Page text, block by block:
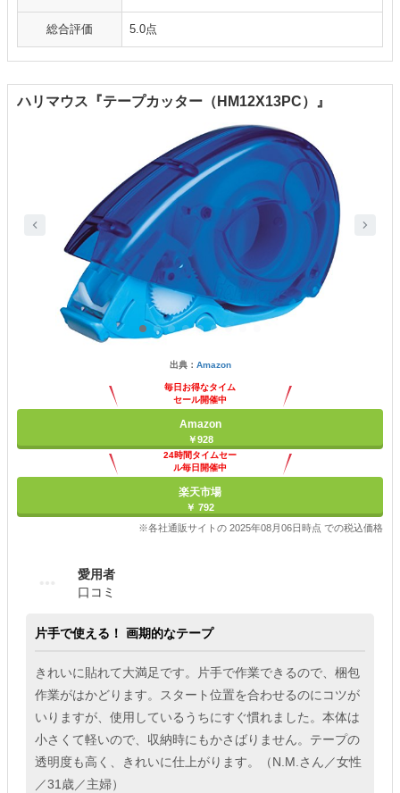
総合評価 5.0点
ハリマウス『テープカッター（HM12X13PC）』
出典： Amazon
毎日お得なタイム
セール開催中
Amazon
￥928
24時間タイムセー
ル毎日開催中
楽天市場
￥ 792
※各社通販サイトの 2025年08月06日時点 での税込価格
愛用者
口コミ
片手で使える！ 画期的なテープ
きれいに貼れて大満足です。片手で作業できるので、梱包
作業がはかどります。スタート位置を合わせるのにコツが
いりますが、使用しているうちにすぐ慣れました。本体は
小さくて軽いので、収納時にもかさばりません。テープの
透明度も高く、きれいに仕上がります。（N.M.さん／女性
／31歳／主婦）